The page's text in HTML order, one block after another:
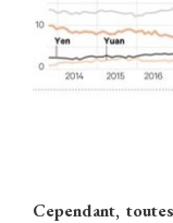
Cependant,